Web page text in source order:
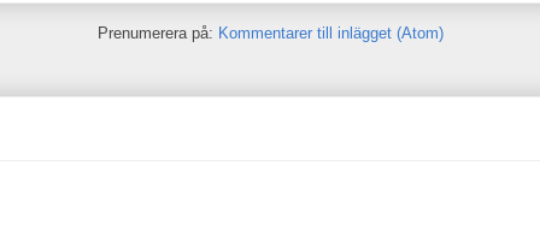
Prenumerera på: Kommentarer till inlägget (Atom)